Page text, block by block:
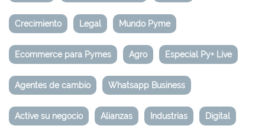
Crecimiento Legal Mundo Pyme
Ecommerce para Pymes Agro Especial Py+ Live
Agentes de cambio Whatsapp Business
Active su negocio Alianzas Industrias Digital